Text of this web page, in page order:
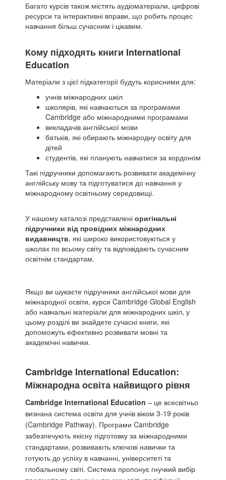
Багато курсів також містять аудіоматеріали, цифрові
ресурси та інтерактивні вправи, що робить процес
навчання більш сучасним і цікавим.
Кому підходять книги International
Education
Матеріали з цієї підкатегорії будуть корисними для:
учнів міжнародних шкіл
школярів, які навчаються за програмами
Cambridge або міжнародними програмами
викладачів англійської мови
батьків, які обирають міжнародну освіту для
дітей
студентів, які планують навчатися за кордоном
Такі підручники допомагають розвивати академічну
англійську мову та підготуватися до навчання у
міжнародному освітньому середовищі.
У нашому каталозі представлені оригінальні
підручники від провідних міжнародних
видавництв, які широко використовуються у
школах по всьому світу та відповідають сучасним
освітнім стандартам.
Якщо ви шукаєте підручники англійської мови для
міжнародної освіти, курси Cambridge Global English
або навчальні матеріали для міжнародних шкіл, у
цьому розділі ви знайдете сучасні книги, які
допоможуть ефективно розвивати мовні та
академічні навички.
Cambridge International Education:
Міжнародна освіта найвищого рівня
Cambridge International Education – це всесвітньо
визнана система освіти для учнів віком 3-19 років
(Cambridge Pathway). Програми Cambridge
забезпечують якісну підготовку за міжнародними
стандартами, розвивають ключові навички та
готують до успіху в навчанні, університеті та
глобальному світі. Система пропонує гнучкий вибір